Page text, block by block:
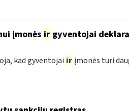
įmonės irgyventojai
kad gyventojai ir įmonės turi